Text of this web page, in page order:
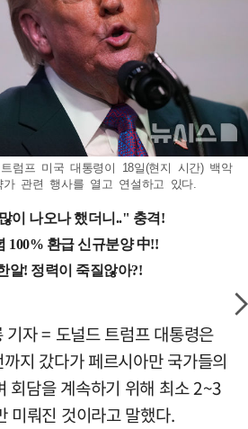
럼프 미국 대통령이 18일(현지 시간) 백악
관련 행사를 열고 연설하고 있다.
자 = 도널드 트럼프 대통령은
지 갔다가 페르시아만 국가들의
회담을 계속하기 위해 최소 2~3
미뤄진 것이라고 말했다.